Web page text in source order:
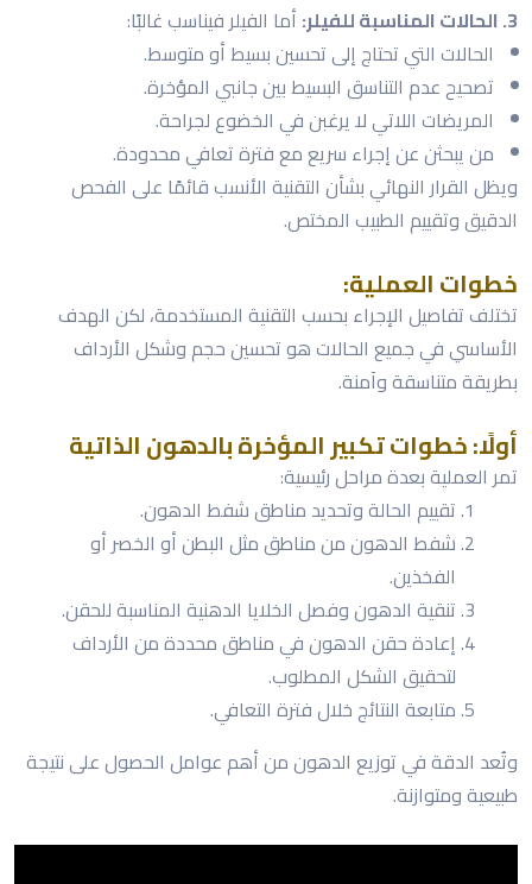
3. الحالات المناسبة للفيلر:
أما الفيلر فيناسب غالبًا:
الحالات التي تحتاج إلى تحسين بسيط أو متوسط.
تصحيح عدم التناسق البسيط بين جانبي المؤخرة.
المريضات اللاتي لا يرغبن في الخضوع لجراحة.
من يبحثن عن إجراء سريع مع فترة تعافي محدودة.
ويظل القرار النهائي بشأن التقنية الأنسب قائمًا على الفحص
الدقيق وتقييم الطبيب المختص.
خطوات العملية:
تختلف تفاصيل الإجراء بحسب التقنية المستخدمة، لكن الهدف
الأساسي في جميع الحالات هو تحسين حجم وشكل الأرداف
بطريقة متناسقة وآمنة.
أولًا: خطوات تكبير المؤخرة بالدهون الذاتية
تمر العملية بعدة مراحل رئيسية:
تقييم الحالة وتحديد مناطق شفط الدهون.
شفط الدهون من مناطق مثل البطن أو الخصر أو
الفخذين.
تنقية الدهون وفصل الخلايا الدهنية المناسبة للحقن.
إعادة حقن الدهون في مناطق محددة من الأرداف
لتحقيق الشكل المطلوب.
متابعة النتائج خلال فترة التعافي.
وتُعد الدقة في توزيع الدهون من أهم عوامل الحصول على نتيجة
طبيعية ومتوازنة.